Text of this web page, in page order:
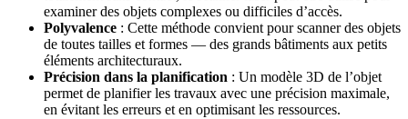
examiner des objets complexes ou difficiles d’accès.
Polyvalence : Cette méthode convient pour scanner des objets
de toutes tailles et formes — des grands bâtiments aux petits
éléments architecturaux.
Précision dans la planification : Un modèle 3D de l’objet
permet de planifier les travaux avec une précision maximale,
en évitant les erreurs et en optimisant les ressources.